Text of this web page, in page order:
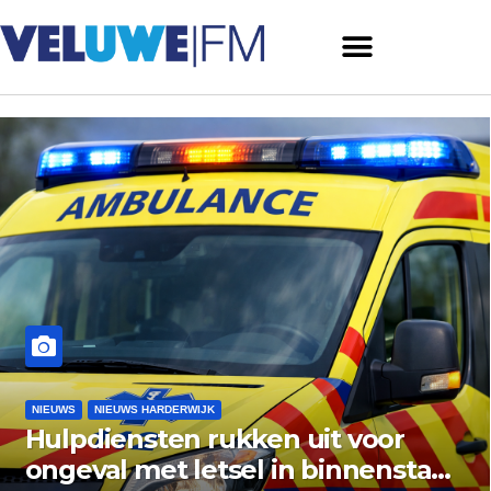
NIEUWS HARDERWIJK
rukken uit voor
met letsel in binnenstad
NIEUWS